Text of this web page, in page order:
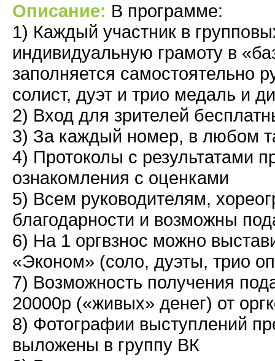
Описание: В программе:
1) Каждый участник в
индивидуальную грамоту в
заполняется самостоятельно
солист, дуэт и трио медаль и
2) Вход для зрителей
3) За каждый номер, в любом
4) Протоколы с результатами
ознакомления с оценками
5) Всем руководителям,
благодарности и возможны
6) На 1 оргвзнос можно
«Эконом» (соло, дуэты, трио
7) Возможность получения
20000р («живых» денег) от
8) Фотографии выступлений
выложены в группу ВК